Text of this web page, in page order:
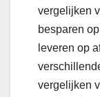
vergelijken
besparen
leveren op
vergelijken